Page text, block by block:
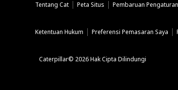
Tentang Cat Peta Situs Pembaruan
Ketentuan Hukum Preferensi Pemasaran Saya
Caterpillar© 2026 Hak Cipta Dilindungi